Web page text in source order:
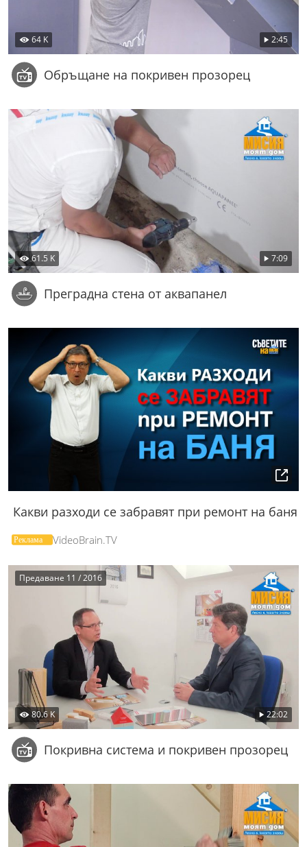
64 K 2:45
Обръщане на покривен прозорец
61.5 K 7:09
Преградна стена от аквапанел
Какви разходи се забравят при ремонт на баня
VideoBrain.TV
80.6 K 22:02
Предаване 11 / 2016
Покривна система и покривен прозорец